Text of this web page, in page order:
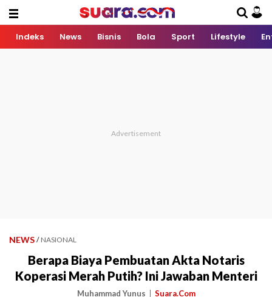
Indeks News Bisnis Bola Sport Lifestyle
NEWS / NASIONAL
Berapa Biaya Pembuatan Akta Notaris
Koperasi Merah Putih? Ini Jawaban Menteri
Muhammad Yunus Suara.Com